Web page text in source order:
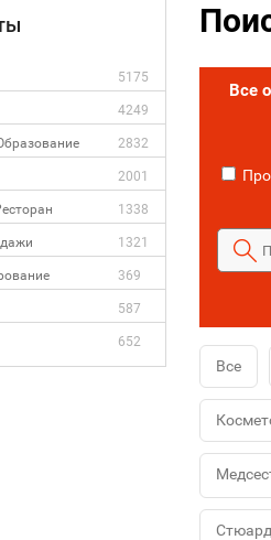
5175
4249
2832
2001
1338
1321
369
587
652
Все
Все